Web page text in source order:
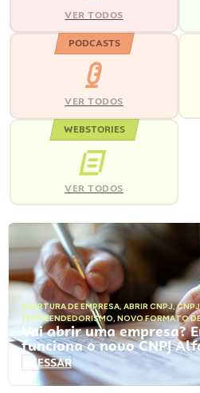
VER TODOS
PODCASTS
VER TODOS
WEBSTORIES
VER TODOS
ABERTURA DE EMPRESA, ABRIR CNPJ,
EMPREENDEDORISMO, NOVO FORMATO
Vai abrir uma empresa?
funciona o novo CNPJ
ACESSAR